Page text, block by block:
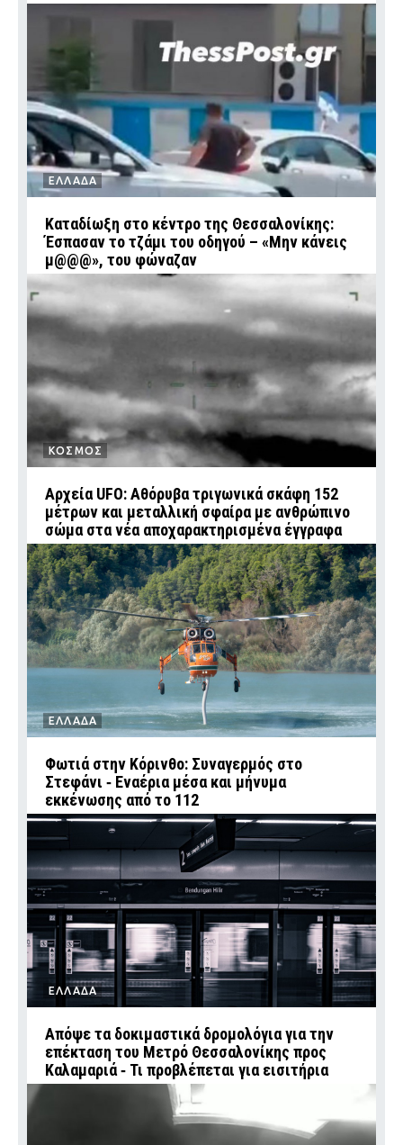
ΕΛΛΑΔΑ
Καταδίωξη στο κέντρο της Θεσσαλονίκης:
Έσπασαν το τζάμι του οδηγού – «Μην κάνεις
μ@@@», του φώναζαν
ΚΟΣΜΟΣ
Αρχεία UFO: Αθόρυβα τριγωνικά σκάφη 152
μέτρων και μεταλλική σφαίρα με ανθρώπινο
σώμα στα νέα αποχαρακτηρισμένα έγγραφα
ΕΛΛΑΔΑ
Φωτιά στην Κόρινθο: Συναγερμός στο
Στεφάνι ‑ Εναέρια μέσα και μήνυμα
εκκένωσης από το 112
ΕΛΛΑΔΑ
Απόψε τα δοκιμαστικά δρομολόγια για την
επέκταση του Μετρό Θεσσαλονίκης προς
Καλαμαριά ‑ Τι προβλέπεται για εισιτήρια